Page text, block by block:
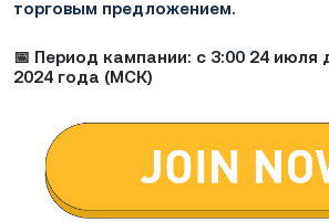
торговым предложением.
📅 Период кампании: с 3:00 24 июля
2024 года (МСК)